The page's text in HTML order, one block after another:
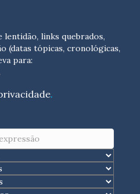
lentidão, links quebrados,
(datas tópicas, cronológicas,
.